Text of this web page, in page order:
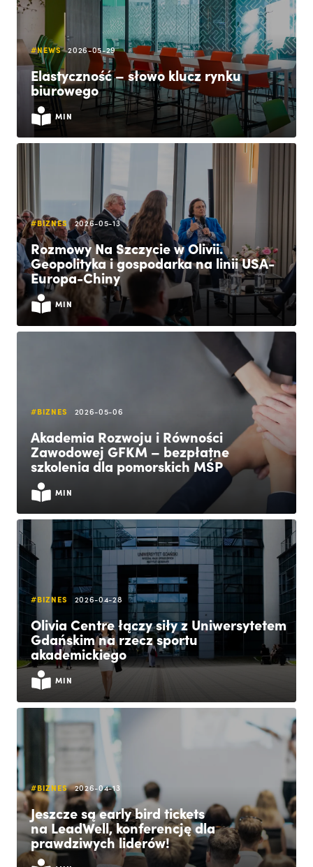
#NEWS 2026-05-29
Elastyczność – słowo klucz rynku
biurowego
MIN
#BIZNES 2026-05-13
Rozmowy Na Szczycie w Olivii.
Geopolityka i gospodarka na linii USA-
Europa-Chiny
MIN
#BIZNES 2026-05-06
Akademia Rozwoju i Równości
Zawodowej GFKM – bezpłatne
szkolenia dla pomorskich MŚP
MIN
#BIZNES 2026-04-28
Olivia Centre łączy siły z Uniwersytetem
Gdańskim na rzecz sportu
akademickiego
MIN
#BIZNES 2026-04-13
Jeszcze są early bird tickets
na LeadWell, konferencję dla
prawdziwych liderów!